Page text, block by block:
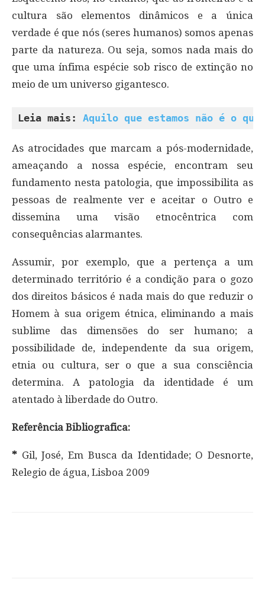
cultura são elementos dinâmicos e a única
verdade é que nós (seres humanos) somos apenas
parte da natureza. Ou seja, somos nada mais do
que uma ínfima espécie sob risco de extinção no
meio de um universo gigantesco.
Leia mais: Aquilo que estamos não é o que
As atrocidades que marcam a pós-modernidade,
ameaçando a nossa espécie, encontram seu
fundamento nesta patologia, que impossibilita as
pessoas de realmente ver e aceitar o Outro e
dissemina uma visão etnocêntrica com
consequências alarmantes.
Assumir, por exemplo, que a pertença a um
determinado território é a condição para o gozo
dos direitos básicos é nada mais do que reduzir o
Homem à sua origem étnica, eliminando a mais
sublime das dimensões do ser humano; a
possibilidade de, independente da sua origem,
etnia ou cultura, ser o que a sua consciência
determina. A patologia da identidade é um
atentado à liberdade do Outro.
Referência Bibliografica:
* Gil, José, Em Busca da Identidade; O Desnorte,
Relegio de água, Lisboa 2009